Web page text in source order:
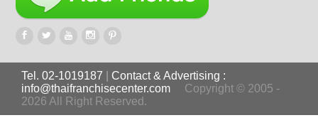
Tel. 02-1019187
Contact & Advertising :
info@thaifranchisecenter.com
Copyright © 2005 -
2026 All Right Reserved.